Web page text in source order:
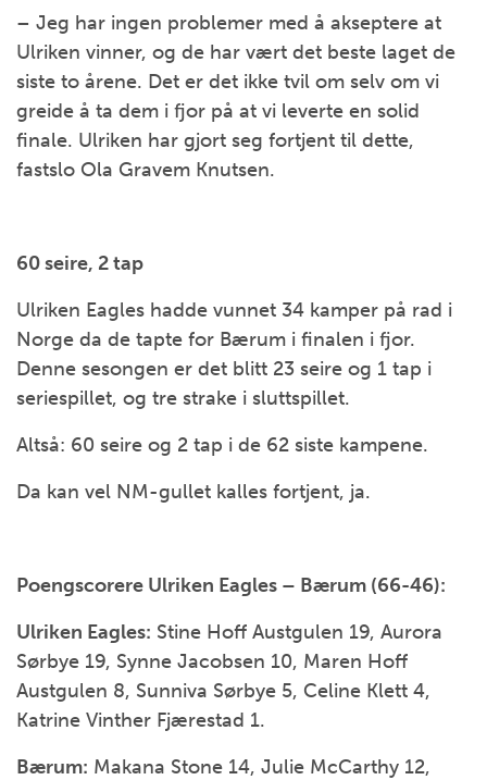
– Jeg har ingen problemer med å akseptere at
Ulriken vinner, og de har vært det beste laget de
siste to årene. Det er det ikke tvil om selv om vi
greide å ta dem i fjor på at vi leverte en solid
finale. Ulriken har gjort seg fortjent til dette,
fastslo Ola Gravem Knutsen.
60 seire, 2 tap
Ulriken Eagles hadde vunnet 34 kamper på rad i
Norge da de tapte for Bærum i finalen i fjor.
Denne sesongen er det blitt 23 seire og 1 tap i
seriespillet, og tre strake i sluttspillet.
Altså: 60 seire og 2 tap i de 62 siste kampene.
Da kan vel NM-gullet kalles fortjent, ja.
Poengscorere Ulriken Eagles – Bærum (66-46):
Ulriken Eagles: Stine Hoff Austgulen 19, Aurora
Sørbye 19, Synne Jacobsen 10, Maren Hoff
Austgulen 8, Sunniva Sørbye 5, Celine Klett 4,
Katrine Vinther Fjærestad 1.
Bærum: Makana Stone 14, Julie McCarthy 12,